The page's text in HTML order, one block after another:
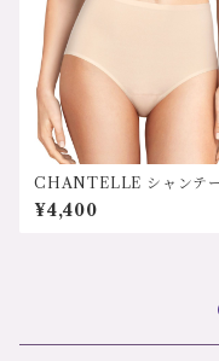
CHANTELLE シャンテ
ル フランス C26470
フトストレッチショーツ
¥4,400